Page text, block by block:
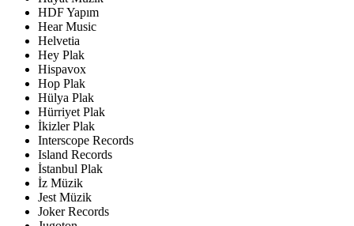
HDF Yapım
Hear Music
Helvetia
Hey Plak
Hispavox
Hop Plak
Hülya Plak
Hürriyet Plak
İkizler Plak
Interscope Records
Island Records
İstanbul Plak
İz Müzik
Jest Müzik
Joker Records